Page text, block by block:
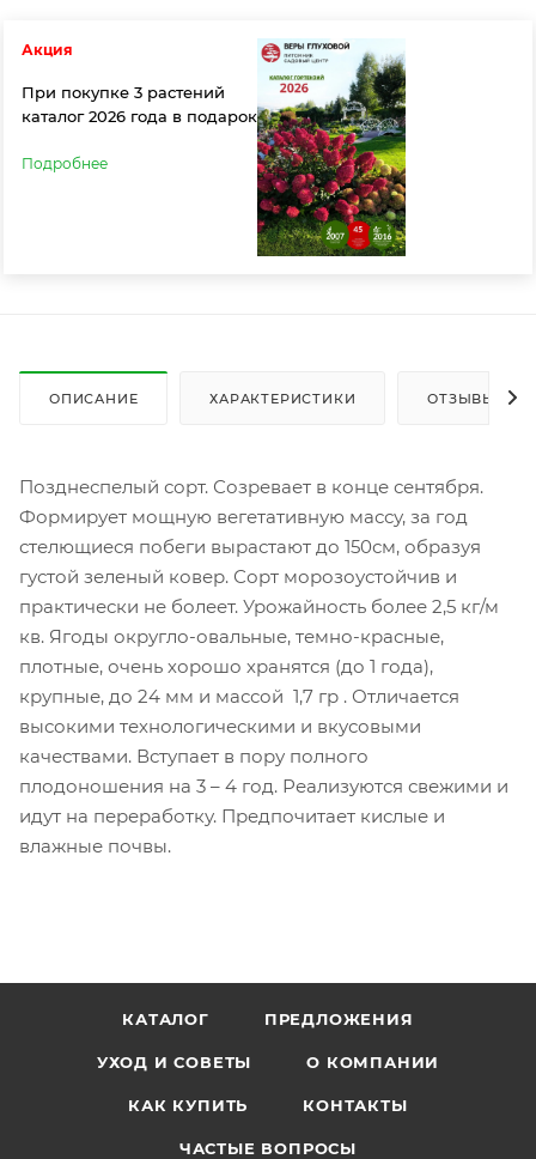
Акция
При покупке 3 растений
каталог 2026 года в подарок
Подробнее
ОПИСАНИЕ ХАРАКТЕРИСТИКИ ОТЗЫВЫ
Позднеспелый сорт. Созревает в конце сентября.
Формирует мощную вегетативную массу, за год
стелющиеся побеги вырастают до 150см, образуя
густой зеленый ковер. Сорт морозоустойчив и
практически не болеет. Урожайность более 2,5 кг/м
кв. Ягоды округло-овальные, темно-красные,
плотные, очень хорошо хранятся (до 1 года),
крупные, до 24 мм и массой 1,7 гр . Отличается
высокими технологическими и вкусовыми
качествами. Вступает в пору полного
плодоношения на 3 – 4 год. Реализуются свежими и
идут на переработку. Предпочитает кислые и
влажные почвы.
КАТАЛОГ ПРЕДЛОЖЕНИЯ
УХОД И СОВЕТЫ О КОМПАНИИ
КАК КУПИТЬ КОНТАКТЫ
ЧАСТЫЕ ВОПРОСЫ